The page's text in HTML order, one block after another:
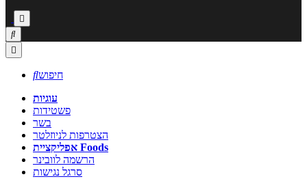



חיפוש
עוגיות
פשטידות
בשר
הצטרפות לניוזלטר
אפליקציית Foods
הרשמה לוובינר
סרגל נגישות